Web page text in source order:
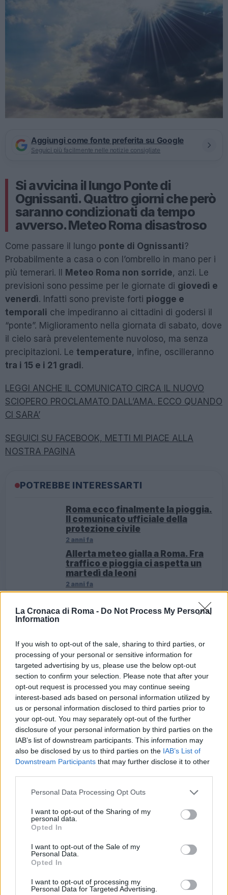
La Cronaca di Roma - Do Not Process My Personal
Information
If you wish to opt-out of the sale, sharing to third parties, or
processing of your personal or sensitive information for
targeted advertising by us, please use the below opt-out
section to confirm your selection. Please note that after your
opt-out request is processed you may continue seeing
interest-based ads based on personal information utilized by
us or personal information disclosed to third parties prior to
your opt-out. You may separately opt-out of the further
disclosure of your personal information by third parties on the
IAB’s list of downstream participants. This information may
also be disclosed by us to third parties on the IAB’s List of
Downstream Participants that may further disclose it to other
Please note that this website/app uses one or more Google
not limited to your visit or usage behaviour. You may click to
grant or deny consent to Google and its third-party tags to
use your data for below specified purposes in below Google
consent section.
Personal Data Processing Opt Outs
I want to opt-out of the Sharing of my
personal data.
Opted In
I want to opt-out of the Sale of my
Personal Data.
Opted In
I want to opt-out of processing my
Personal Data for Targeted Advertising.
Aggiungi come fonte preferita su Google
Seguici più facilmente nelle notizie consigliate
Si avvicina il lungo Ponte di
Ognissanti. Quattro giorni che però
saranno condizionati da tempo
avverso. Meteo Roma disastroso
Come passare il lungo ponte di Ognissanti?
Probabilmente a casa o con l’ombrello in mano per i
più temerari. Il Meteo Roma non sorride, anzi. Le
previsioni sono pessime per le giornate di giovedì e
venerdì. Infatti sono previste forti piogge e
temporali che impediranno ai cittadini di godersi il
“ponte”. Miglioramento nella giornata di sabato, dove
il cielo sarà prevelentemente nuvoloso, ma senza
precipitazioni. Le temperature, infine, oscilleranno
tra i 15 e i 21 gradi.
LEGGI ANCHE IL COMUNICATO CIRCA IL NUOVO
SCIOPERO PROCLAMATO DALL’AMA. ECCO QUANDO
CI SARA’
SEGUICI SU FACEBOOK, METTI MI PIACE ALLA
NOSTRA PAGINA
POTREBBE INTERESSARTI
Roma ecco finalmente la pioggia.
Il comunicato ufficiale della
protezione civile
2 anni fa
Allerta meteo gialla a Roma. Fra
traffico e pioggia ci aspetta un
martedì da leoni
2 anni fa
proclamano nuovo
sciopero Ama
sarebbe piaciuto
essere il Totti di
Firenze”
Tag: Meteo Pioggia
ARTICOLI CORRELATI
Roma ecco finalmente la pioggia. Il comunicato
ufficiale della protezione civile